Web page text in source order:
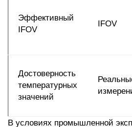
Эффективный
IFOV
IFOV
Достоверность
температурных
значений
В условиях промышленной